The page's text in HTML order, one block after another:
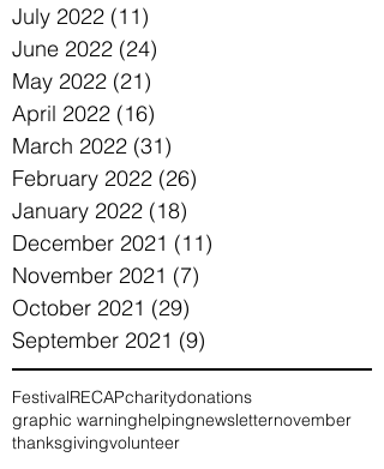
July 2022 (11)
June 2022 (24)
May 2022 (21)
April 2022 (16)
March 2022 (31)
February 2022 (26)
January 2022 (18)
December 2021 (11)
November 2021 (7)
October 2021 (29)
September 2021 (9)
FestivalRECAPcharitydonations
graphic warninghelpingnewsletternovember
thanksgivingvolunteer